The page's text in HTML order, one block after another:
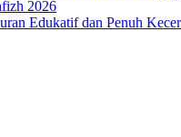
2026
Edukatif dan Penuh